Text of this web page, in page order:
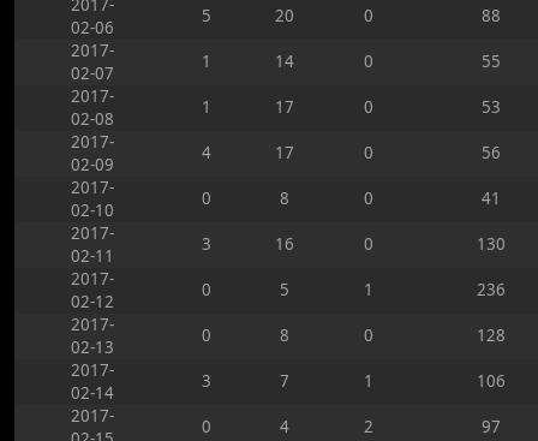
2017-
02-06
5 20 0
88
2017-
02-07
1 14 0
55
2017-
02-08
1 17 0
53
2017-
02-09
4 17 0
56
2017-
02-10
0 8 0
41
2017-
02-11
3 16 0
130
2017-
02-12
0 5 1
236
2017-
02-13
0 8 0
128
2017-
02-14
3 7 1
106
2017-
0 4 2
97